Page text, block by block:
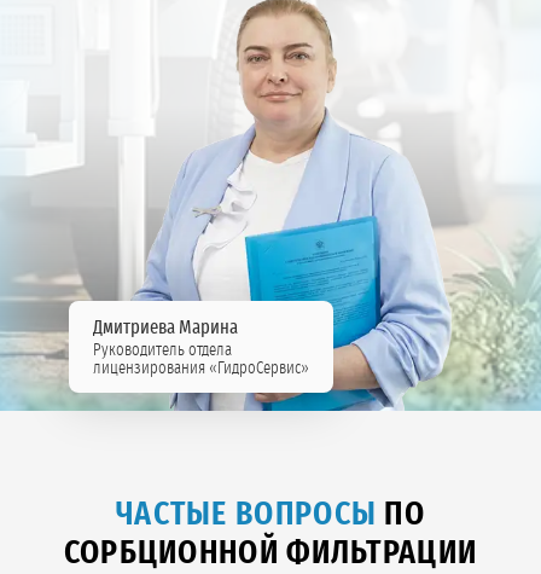
Дмитриева Марина
Руководитель отдела
лицензирования «ГидроСервис»
ЧАСТЫЕ ВОПРОСЫ
ПО
СОРБЦИОННОЙ ФИЛЬТРАЦИИ